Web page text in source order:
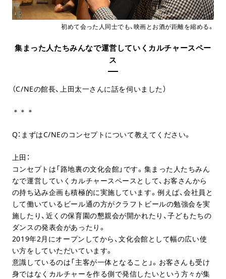
初めて会った人同士でも、映画とお酒が距離を縮める。
集まった人たちみんなで運営していくカルチャースペー
ス
（C/NEの館長、上田太一さんに話を伺いました）
＊＊＊
Q：まずはC/NEのコンセプトについて教えてください。
上田：
コンセプトは「路地裏の文化会館」です。集まった人たちみん
なで運営していくカルチャースペースとして、お客さんから
の持ち込み企画も積極的に実施しています。例えば、会社員と
して働いているビール通の方がクラフトビールの勉強会を実
施したり、近くの保育園の懇親会が開かれたり、子どもたちの
ダンスの発表会があったり。
2019年2月にオープンしてから、文化会館として幅の広い使
い方をしていただいています。
意識しているのは「主客が一体となること」。お客さんも受け
身ではなくカルチャーを作る側で発信したいという方々が集